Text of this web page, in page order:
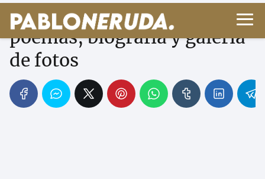
Jaime Sabines - Sus
poemas, biografía y galería
de fotos